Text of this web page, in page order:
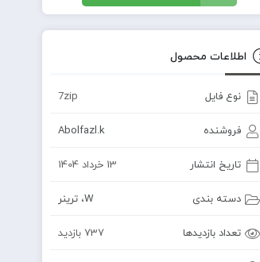
اطلاعات محصول
نوع فایل 7zip
فروشنده Abolfazl.k
تاریخ انتشار 13 خرداد 1404
دسته بندی W، ترینر
تعداد بازدیدها 737 بازدید